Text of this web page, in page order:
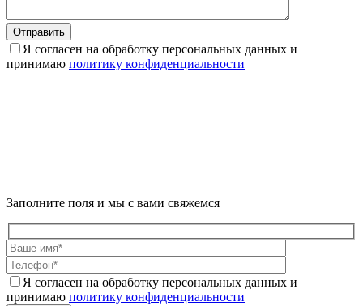
Отправить
Я согласен на обработку персональных данных и
принимаю политику конфиденциальности
Заполните поля и мы с вами свяжемся
Я согласен на обработку персональных данных и
принимаю политику конфиденциальности